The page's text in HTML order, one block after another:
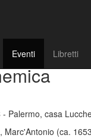
Eventi Libretti
- Palermo, casa
Marc'Antonio (ca.